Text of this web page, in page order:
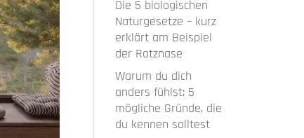
Die 5 biologischen
Naturgesetze – kurz
erklärt am Beispiel
der Rotznase
Warum du dich
anders fühlst: 5
mögliche Gründe, die
du kennen solltest